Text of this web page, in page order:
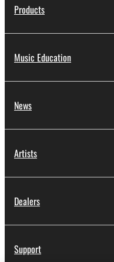
Products
Music Education
News
Artists
Dealers
Support